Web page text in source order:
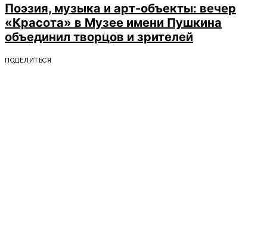
Поэзия, музыка и арт-объекты: вечер
«Красота» в Музее имени Пушкина
объединил творцов и зрителей
ПОДЕЛИТЬСЯ